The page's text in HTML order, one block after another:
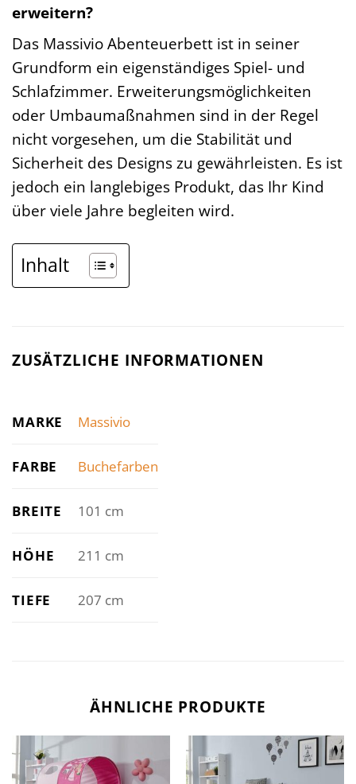
erweitern?
Das Massivio Abenteuerbett ist in seiner
Grundform ein eigenständiges Spiel- und
Schlafzimmer. Erweiterungsmöglichkeiten
oder Umbaumaßnahmen sind in der Regel
nicht vorgesehen, um die Stabilität und
Sicherheit des Designs zu gewährleisten. Es ist
jedoch ein langlebiges Produkt, das Ihr Kind
über viele Jahre begleiten wird.
Inhalt
ZUSÄTZLICHE INFORMATIONEN
MARKE Massivio
FARBE Buchefarben
BREITE 101 cm
HÖHE 211 cm
TIEFE 207 cm
ÄHNLICHE PRODUKTE